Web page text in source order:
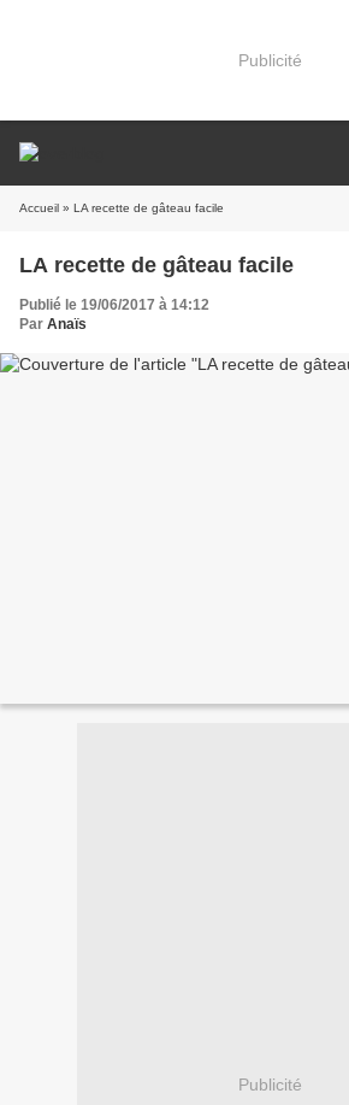
Publicité
Accueil » LA recette de gâteau facile
LA recette de gâteau facile
Publié le 19/06/2017 à 14:12
Par Anaïs
Publicité